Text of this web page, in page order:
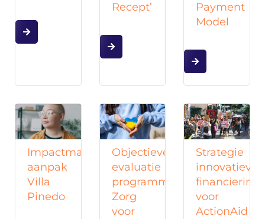
Recept’
Payment
Model
Impactmanagement
aanpak
Villa
Pinedo
Objectieve
evaluatie
programma
Zorg
voor
Strategie
innovatieve
financiering
voor
ActionAid